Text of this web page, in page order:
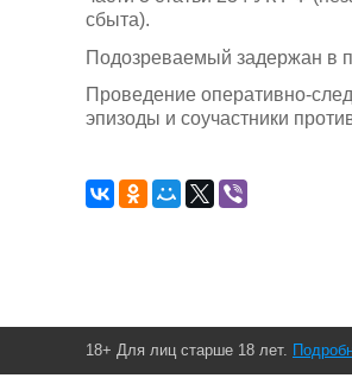
сбыта).
Подозреваемый задержан в
Проведение оперативно-
эпизоды и соучастники
18+ Для лиц старше 18 лет.